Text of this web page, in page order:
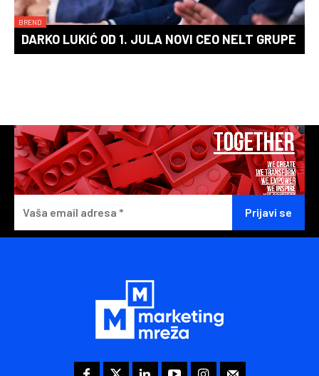
BREND
DARKO LUKIĆ OD 1. JULA NOVI CEO NELT GRUPE